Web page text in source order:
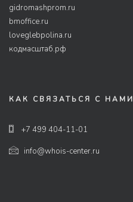
gidromashprom.ru
bmoffice.ru
loveglebpolina.ru
кодмасштаб.рф
КАК СВЯЗАТЬСЯ С НАМИ
+7 499 404-11-01
info@whois-center.ru